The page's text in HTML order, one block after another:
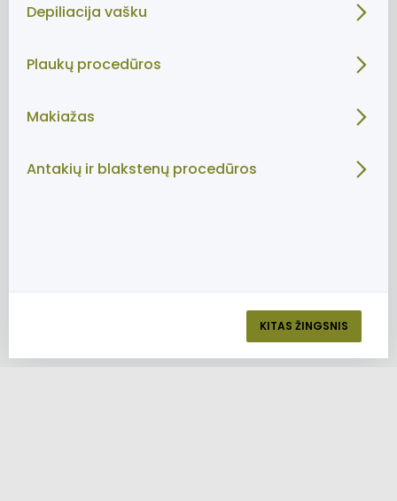
Depiliacija vašku
Plaukų procedūros
Makiažas
Antakių ir blakstenų procedūros
KITAS ŽINGSNIS